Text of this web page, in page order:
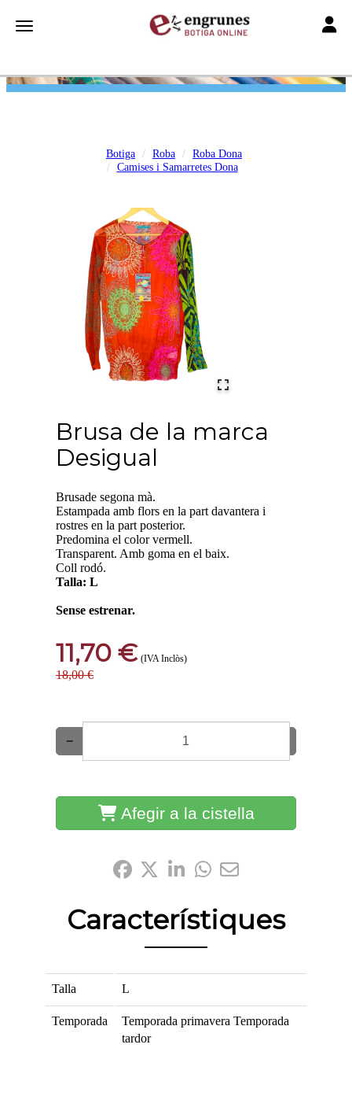
Toggle navigation
Botiga Roba
Roba Dona
Camises i Samarretes Dona
Brusa de la marca
Desigual
Brusade segona mà.
Estampada amb flors en la part davantera i
rostres en la part posterior.
Predomina el color vermell.
Transparent. Amb goma en el baix.
Coll rodó.
Talla: L
Sense estrenar.
11,70 € (IVA Inclòs)
18,00 €
−
Afegir a la cistella
Característiques
Talla L
Temporada Temporada primavera Temporada
tardor